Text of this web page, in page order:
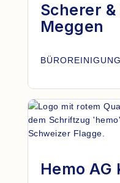
Scherer
Meggen
BÜROREINIGUNG
Hemo AG